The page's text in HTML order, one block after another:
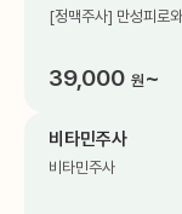
[정맥주사] 만성피로
39,000 원 ~
비타민주사
비타민주사